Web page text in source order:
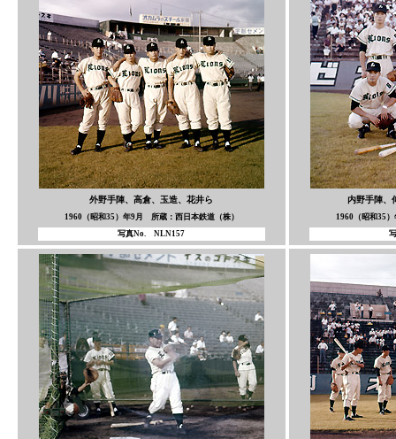
外野手陣、高倉、玉造、花井ら
1960（昭和35）年9月 所蔵：西日本鉄道（株）
写真No. NLN157
内野手陣、
1960（昭和35